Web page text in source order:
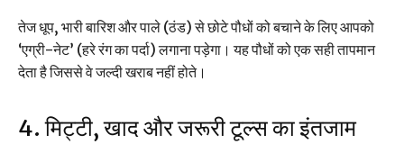
तेज धूप, भारी बारिश और पाले (ठंड) से छोटे पौधों को बचाने के लिए आपको
‘एग्री-नेट’ (हरे रंग का पर्दा) लगाना पड़ेगा। यह पौधों को एक सही तापमान
देता है जिससे वे जल्दी खराब नहीं होते।
4. मिट्टी, खाद और जरूरी टूल्स का इंतजाम